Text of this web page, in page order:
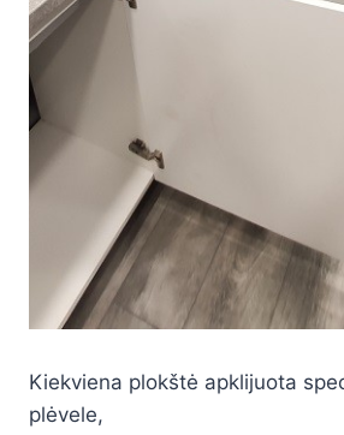
Kiekviena plokštė apklijuota
plėvele,